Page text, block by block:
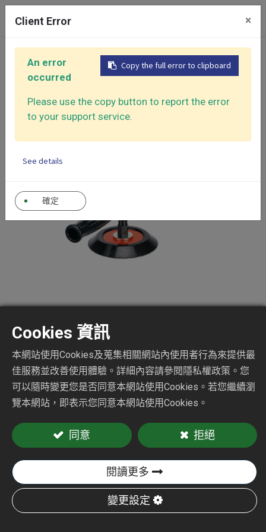
首頁 平面拋光機 5"直角拋光機
5"直角拋光機
CY-2701
加入詢價車
CY-2701
Cookies 資訊
本網站使用Cookies及蒐集相關網站內使用者行為來提供最
佳服務並改善使用體驗。詳細內容請參閱隱私權政策。您
可以隨時變更您是否同意本網站使用Cookies。若您繼續瀏
覽本網站，即表示您同意本網站使用Cookies。
同意 拒絕
閱讀更多
變更設定
Client Error ×
Copy the full error to clipboard
An error
occurred
Please use the copy button to report the error
to your support service.
See details
確定